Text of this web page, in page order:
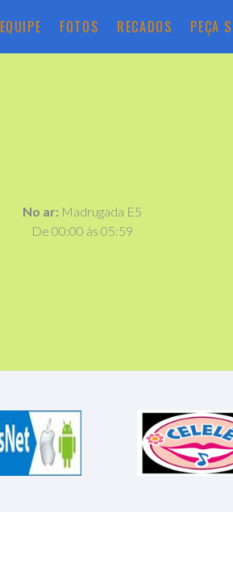
EQUIPE FOTOS RECADOS PEÇA
No ar: Madrugada E5
De 00:00 às 05:59